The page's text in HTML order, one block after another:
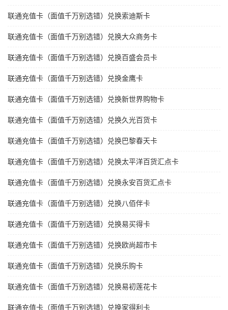
联通充值卡（面值千万别选错）兑换索迪斯卡
联通充值卡（面值千万别选错）兑换大众商务卡
联通充值卡（面值千万别选错）兑换百盛会员卡
联通充值卡（面值千万别选错）兑换金鹰卡
联通充值卡（面值千万别选错）兑换新世界购物卡
联通充值卡（面值千万别选错）兑换久光百货卡
联通充值卡（面值千万别选错）兑换巴黎春天卡
联通充值卡（面值千万别选错）兑换太平洋百货汇点卡
联通充值卡（面值千万别选错）兑换永安百货汇点卡
联通充值卡（面值千万别选错）兑换八佰伴卡
联通充值卡（面值千万别选错）兑换易买得卡
联通充值卡（面值千万别选错）兑换欧尚超市卡
联通充值卡（面值千万别选错）兑换乐购卡
联通充值卡（面值千万别选错）兑换易初莲花卡
联通充值卡（面值千万别选错）兑换家得利卡